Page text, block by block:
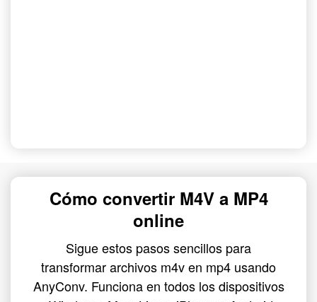
Cómo convertir M4V a MP4
online
Sigue estos pasos sencillos para
transformar archivos m4v en mp4 usando
AnyConv. Funciona en todos los dispositivos